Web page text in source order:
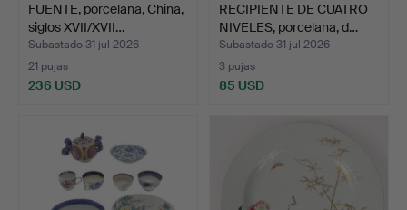
FUENTE, porcelana, China,
siglos XVII/XVII…
Subastado 31 jul 2026
21 pujas
236 USD
RECIPIENTE DE CUATRO
NIVELES, porcelana, d…
Subastado 31 jul 2026
3 pujas
85 USD